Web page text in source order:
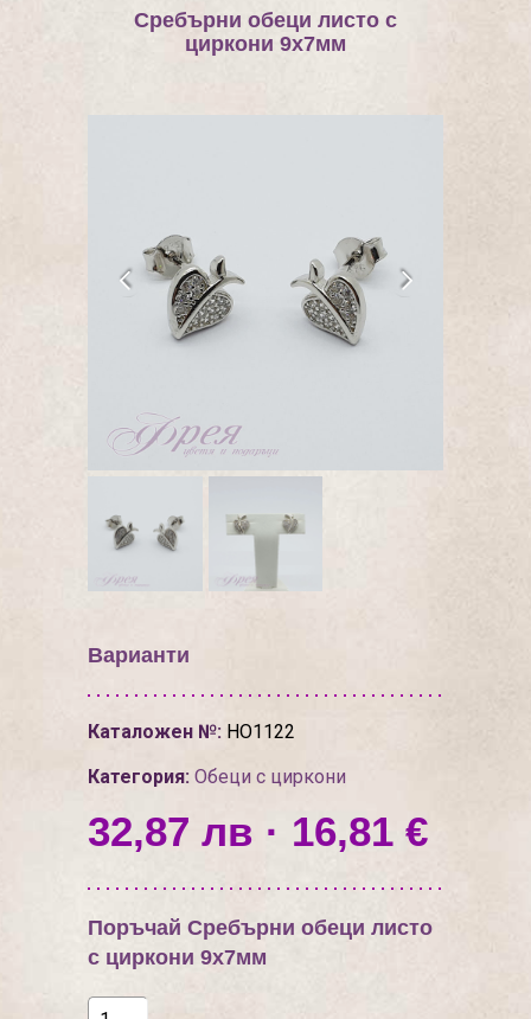
Сребърни обеци листо с
циркони 9х7мм
Варианти
Каталожен №: НО1122
Категория: Обеци с циркони
32,87 лв · 16,81 €
Поръчай Сребърни обеци листо
с циркони 9х7мм